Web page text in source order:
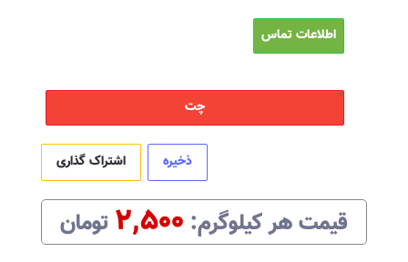
اطلاعات تماس
چت
ذخیره اشتراک گذاری
قیمت هرکیلوگرم:‌ ۲,۵۰۰ تومان